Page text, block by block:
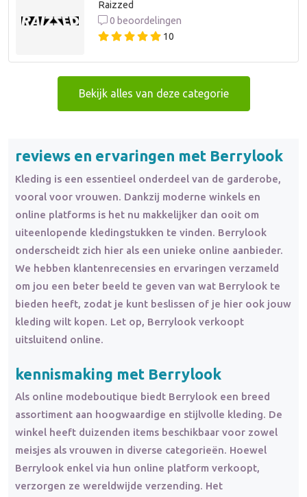
Raizzed
0 beoordelingen
10
Bekijk alles van deze categorie
reviews en ervaringen met Berrylook
Kleding is een essentieel onderdeel van de garderobe,
vooral voor vrouwen. Dankzij moderne winkels en
online platforms is het nu makkelijker dan ooit om
uiteenlopende kledingstukken te vinden. Berrylook
onderscheidt zich hier als een unieke online aanbieder.
We hebben klantenrecensies en ervaringen verzameld
om jou een beter beeld te geven van wat Berrylook te
bieden heeft, zodat je kunt beslissen of je hier ook jouw
kleding wilt kopen. Let op, Berrylook verkoopt
uitsluitend online.
kennismaking met Berrylook
Als online modeboutique biedt Berrylook een breed
assortiment aan hoogwaardige en stijlvolle kleding. De
winkel heeft duizenden items beschikbaar voor zowel
meisjes als vrouwen in diverse categorieën. Hoewel
Berrylook enkel via hun online platform verkoopt,
verzorgen ze wereldwijde verzending. Het